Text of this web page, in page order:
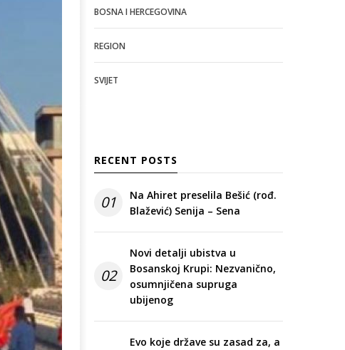
BOSNA I HERCEGOVINA
REGION
SVIJET
RECENT POSTS
01
Na Ahiret preselila Bešić (rođ.
Blažević) Senija – Sena
02
Novi detalji ubistva u
Bosanskoj Krupi: Nezvanično,
osumnjičena supruga
ubijenog
Evo koje države su zasad za, a